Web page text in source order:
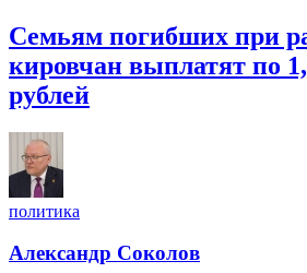
Семьям погибших при
кировчан выплатят по
рублей
политика
Александр Соколов